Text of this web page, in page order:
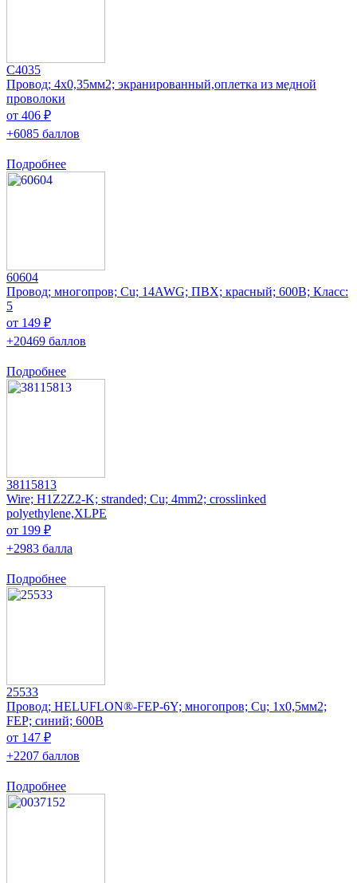
C4035
Провод; 4x0,35мм2; экранированный,оплетка из медной
проволоки
от 406 ₽
+6085 баллов
Подробнее
60604
Провод; многопров; Cu; 14AWG; ПВХ; красный; 600В; Класс:
5
от 149 ₽
+20469 баллов
Подробнее
38115813
Wire; H1Z2Z2-K; stranded; Cu; 4mm2; crosslinked
polyethylene,XLPE
от 199 ₽
+2983 балла
Подробнее
25533
Провод; HELUFLON®-FEP-6Y; многопров; Cu; 1x0,5мм2;
FEP; синий; 600В
от 147 ₽
+2207 баллов
Подробнее